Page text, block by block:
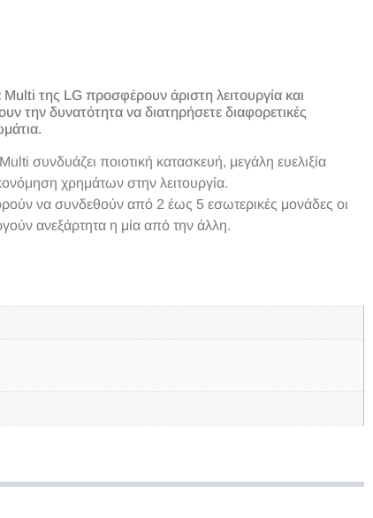
της LG προσφέρουν άριστη λειτουργία και
την δυνατότητα να διατηρήσετε διαφορετικές
συνδυάζει ποιοτική κατασκευή, μεγάλη ευελιξία
χρημάτων στην λειτουργία.
να συνδεθούν από 2 έως 5 εσωτερικές μονάδες οι
ανεξάρτητα η μία από την άλλη.